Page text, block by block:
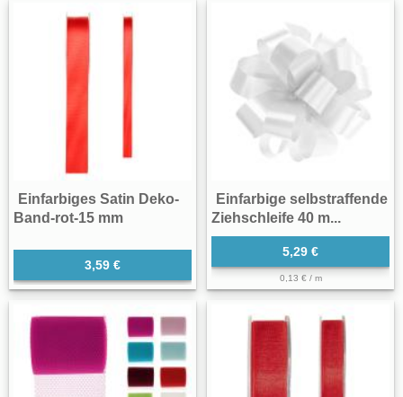
Einfarbiges Satin Deko-
Band-rot-15 mm
3,59 €
Einfarbige selbstraffende
Ziehschleife 40 m...
5,29 €
0,13 € / m